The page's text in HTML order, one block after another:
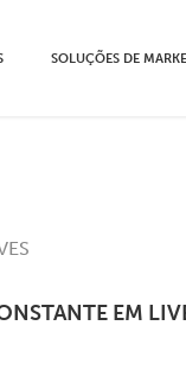
SOLUÇÕES DE
EM